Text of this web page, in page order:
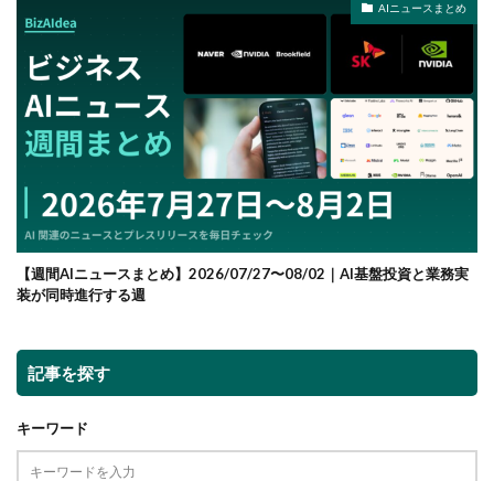
AIニュースまとめ
【週間AIニュースまとめ】2026/07/27〜08/02｜AI基盤投資と業務実
装が同時進行する週
記事を探す
キーワード